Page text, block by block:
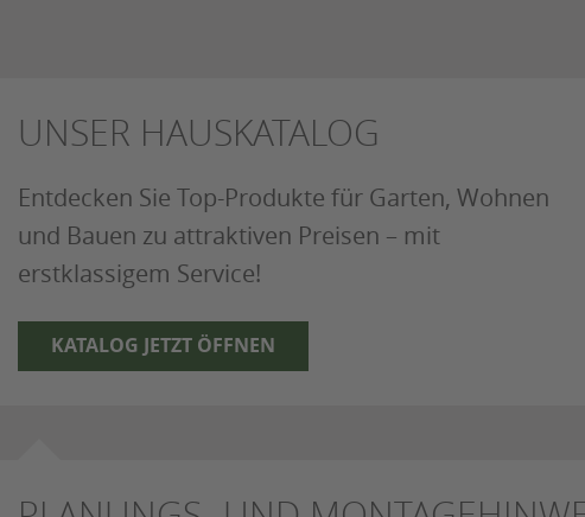
UNSER HAUSKATALOG
Entdecken Sie Top-Produkte für Garten, Wohnen
und Bauen zu attraktiven Preisen – mit
erstklassigem Service!
KATALOG JETZT ÖFFNEN